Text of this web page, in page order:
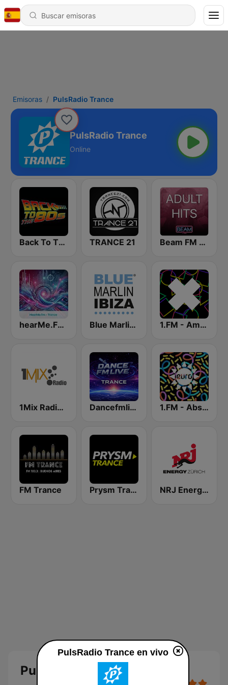
Emisoras PulsRadio Trance
PulsRadio Trance
Online
Back To The 80's Radio TRANCE 21 Beam FM - Adult Hits
hearMe.FM Trance Blue Marlin Ibiza Radio 1.FM - Amsterdam Trance
1Mix Radio - Trance Dancefmlive Trance 1.FM - Absolute Trance
FM Trance Prysm Trance NRJ Energy Zürich
PulsRadio Trance
PulsRadio Trance en vivo